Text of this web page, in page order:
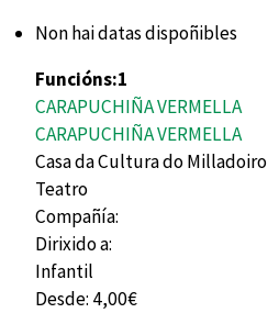
Non hai datas dispoñibles
Funcións:1
CARAPUCHIÑA VERMELLA
CARAPUCHIÑA VERMELLA
Casa da Cultura do Milladoiro
Teatro
Compañía:
Dirixido a:
Infantil
Desde: 4,00€